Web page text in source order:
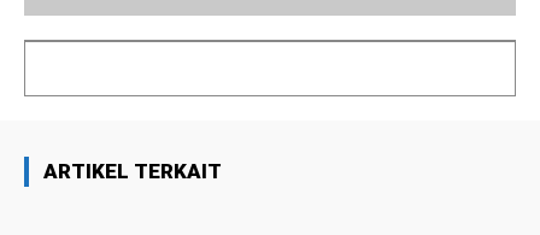
ARTIKEL TERKAIT